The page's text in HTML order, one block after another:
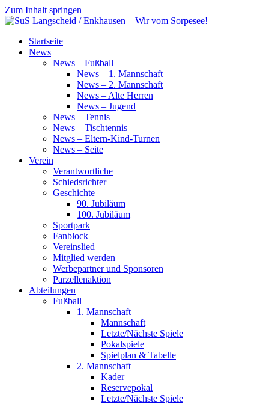
Zum Inhalt springen
SuS
Langscheid
Startseite
News
News – Fußball
News – 1. Mannschaft
News – 2. Mannschaft
News – Alte Herren
News – Jugend
News – Tennis
News – Tischtennis
News – Eltern-Kind-Turnen
News – Seite
Verein
Verantwortliche
Schiedsrichter
Geschichte
90. Jubiläum
100. Jubiläum
Sportpark
Fanblock
Vereinslied
Mitglied werden
Werbepartner und Sponsoren
Parzellenaktion
Abteilungen
Fußball
1. Mannschaft
Mannschaft
Letzte/Nächste Spiele
Pokalspiele
Spielplan & Tabelle
2. Mannschaft
Kader
Reservepokal
Letzte/Nächste Spiele